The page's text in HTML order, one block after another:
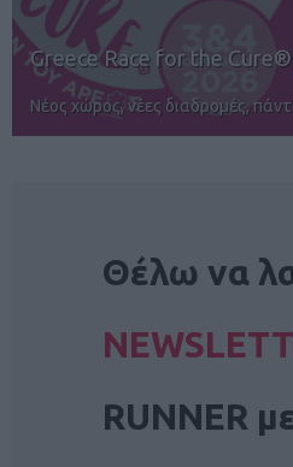
12ος TUI Rhodes
Αγώνες για όλους στην Ρόδο
Θέλω να
RUNNER